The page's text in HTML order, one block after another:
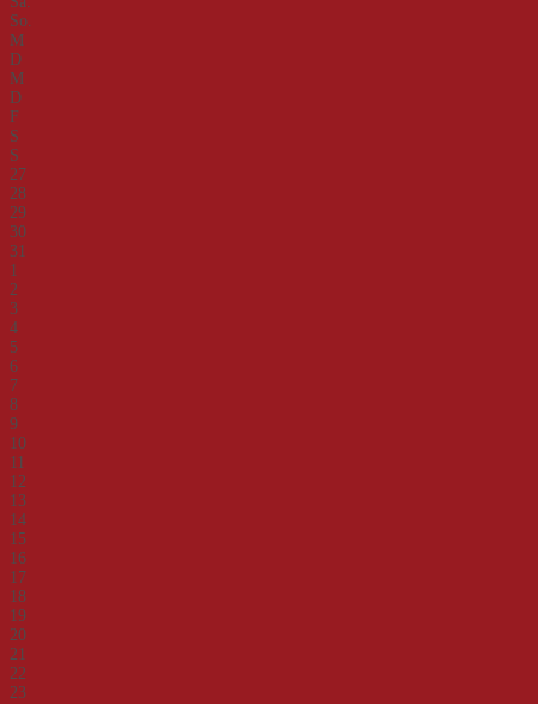
So.
M
D
M
D
F
S
S
27
28
29
30
31
1
2
3
4
5
6
7
8
9
10
11
12
13
14
15
16
17
18
19
20
21
22
23